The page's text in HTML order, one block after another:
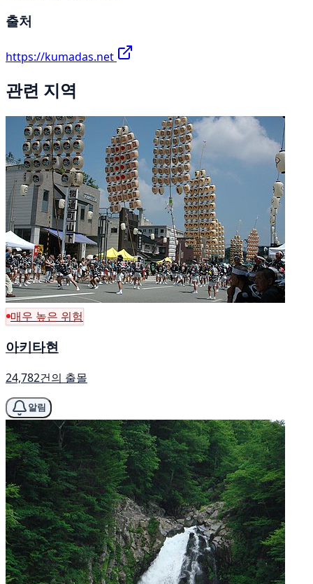
출처
https://kumadas.net
관련 지역
매우 높은 위험
아키타현
24,782건의 출몰
알림